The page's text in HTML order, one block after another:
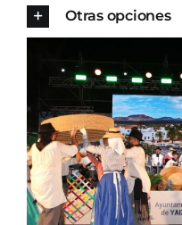
CONTACTO
Otras opciones